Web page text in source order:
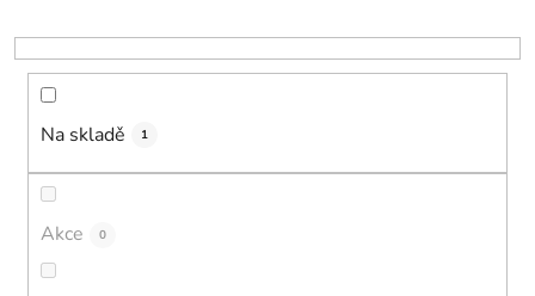
k
t
Na skladě 1
Akce 0